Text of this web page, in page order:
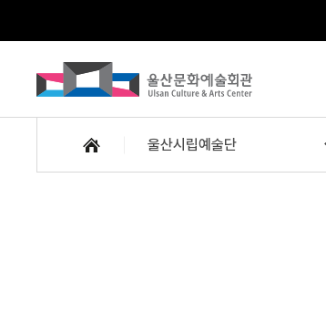
울산시립예술단